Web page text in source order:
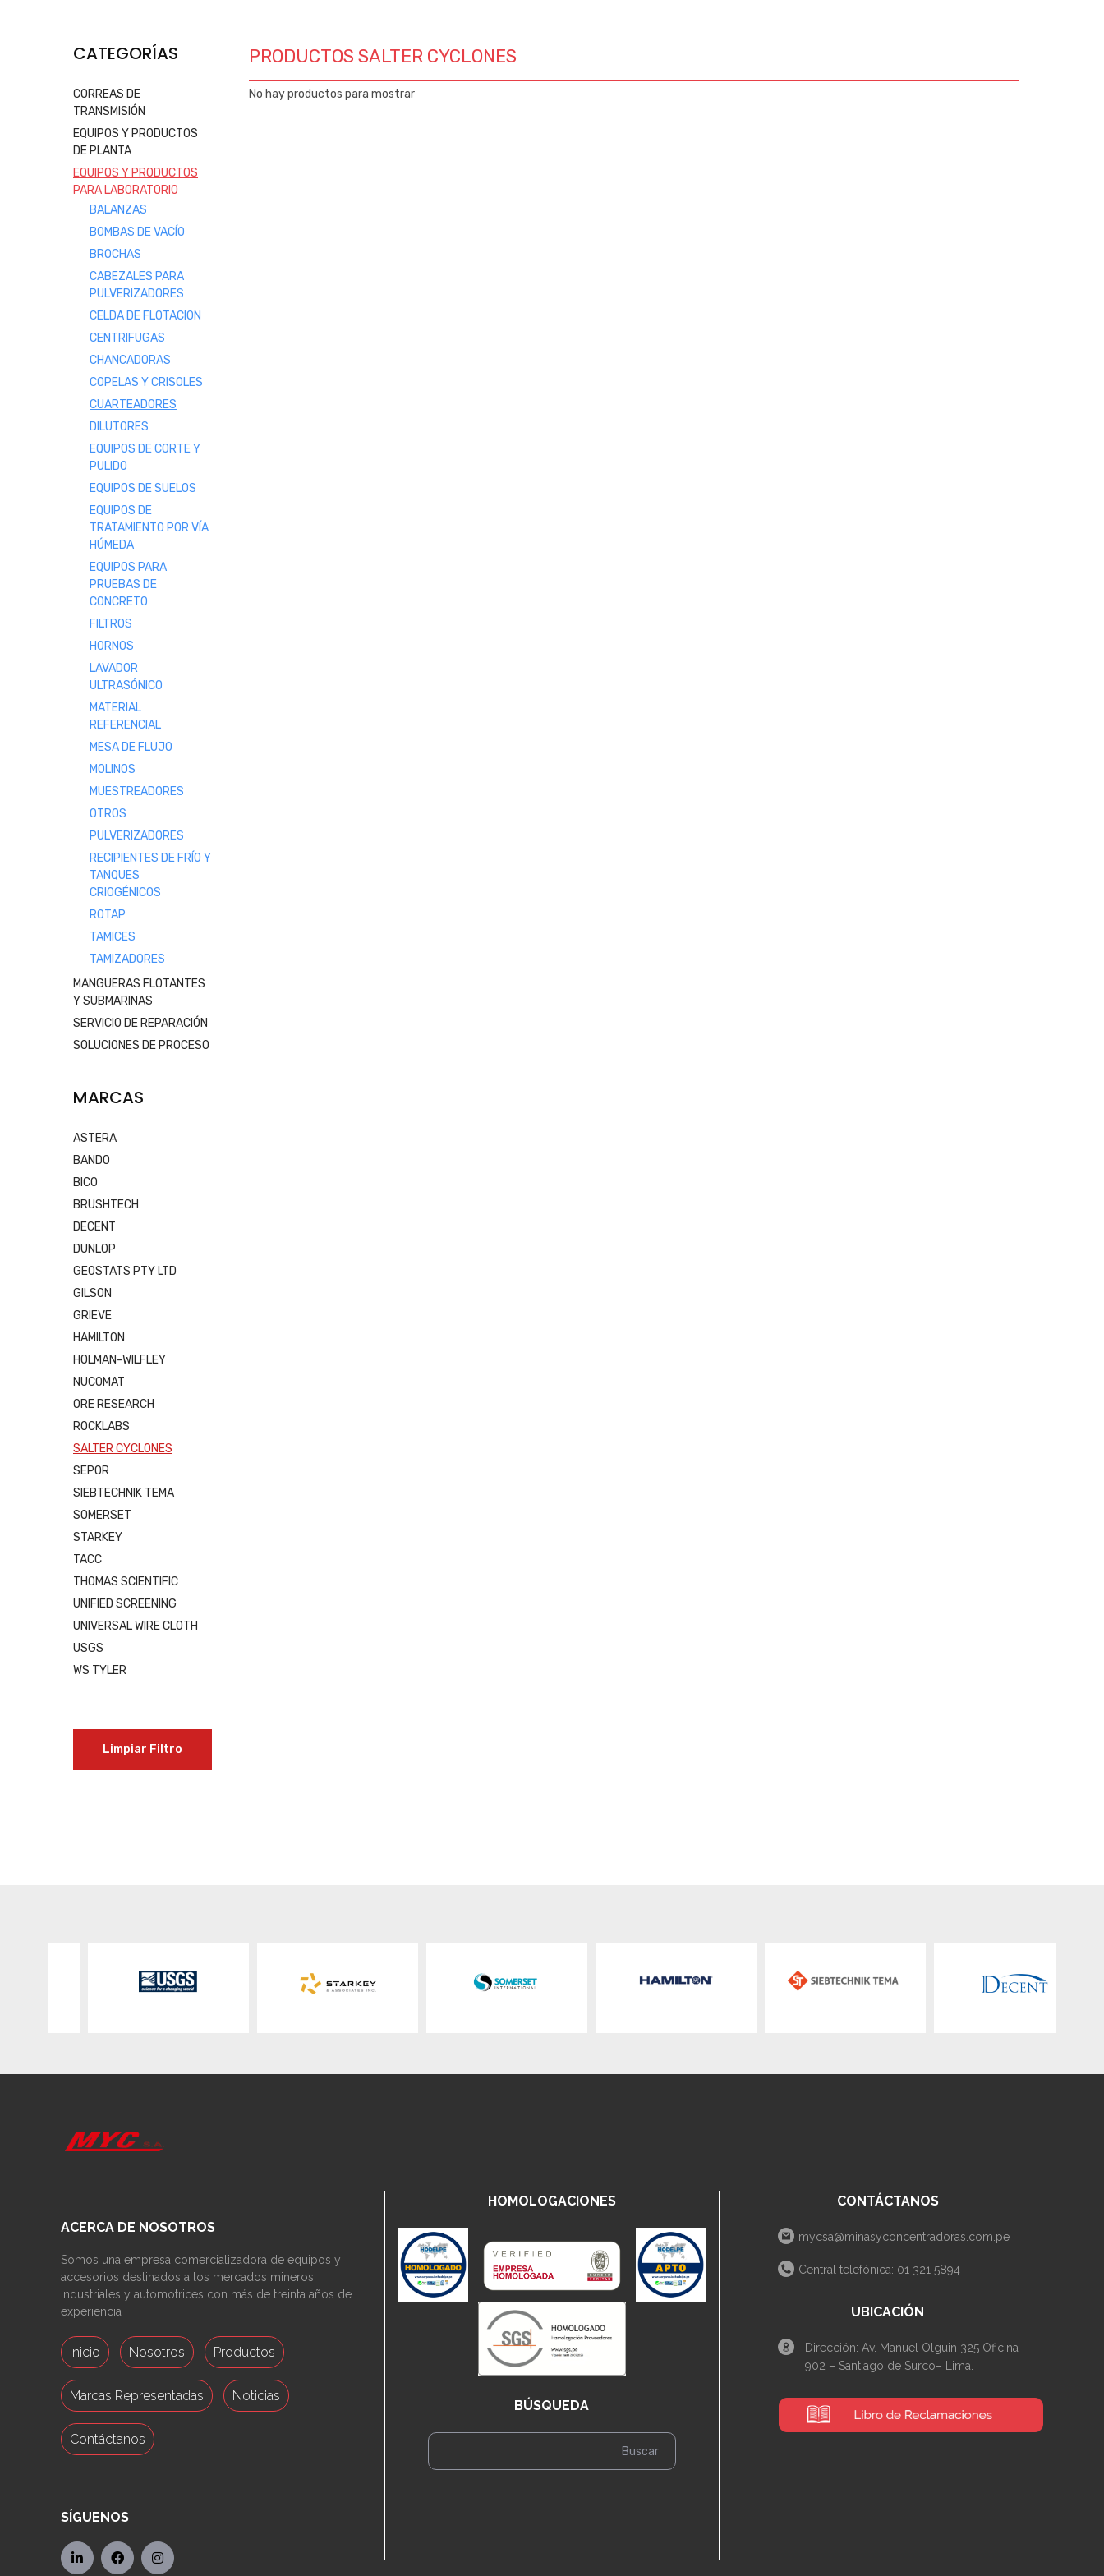
CATEGORÍAS
CORREAS DE
TRANSMISIÓN
EQUIPOS Y PRODUCTOS
DE PLANTA
EQUIPOS Y PRODUCTOS
PARA LABORATORIO
BALANZAS
BOMBAS DE VACÍO
BROCHAS
CABEZALES PARA
PULVERIZADORES
CELDA DE FLOTACION
CENTRIFUGAS
CHANCADORAS
COPELAS Y CRISOLES
CUARTEADORES
DILUTORES
EQUIPOS DE CORTE Y
PULIDO
EQUIPOS DE SUELOS
EQUIPOS DE
TRATAMIENTO POR VÍA
HÚMEDA
EQUIPOS PARA
PRUEBAS DE
CONCRETO
FILTROS
HORNOS
LAVADOR
ULTRASÓNICO
MATERIAL
REFERENCIAL
MESA DE FLUJO
MOLINOS
MUESTREADORES
OTROS
PULVERIZADORES
RECIPIENTES DE FRÍO Y
TANQUES
CRIOGÉNICOS
ROTAP
TAMICES
TAMIZADORES
MANGUERAS FLOTANTES
Y SUBMARINAS
SERVICIO DE REPARACIÓN
SOLUCIONES DE PROCESO
MARCAS
ASTERA
BANDO
BICO
BRUSHTECH
DECENT
DUNLOP
GEOSTATS PTY LTD
GILSON
GRIEVE
HAMILTON
HOLMAN-WILFLEY
NUCOMAT
ORE RESEARCH
ROCKLABS
SALTER CYCLONES
SEPOR
SIEBTECHNIK TEMA
SOMERSET
STARKEY
TACC
THOMAS SCIENTIFIC
UNIFIED SCREENING
UNIVERSAL WIRE CLOTH
USGS
WS TYLER
Limpiar Filtro
PRODUCTOS SALTER CYCLONES
No hay productos para mostrar
ACERCA DE NOSOTROS
Somos una empresa comercializadora de equipos y
accesorios destinados a los mercados mineros,
industriales y automotrices con más de treinta años de
experiencia
Inicio Nosotros Productos
Marcas Representadas Noticias
Contáctanos
SÍGUENOS
HOMOLOGACIONES
BÚSQUEDA
CONTÁCTANOS
mycsa@minasyconcentradoras.com.pe
Central telefónica: 01 321 5894
UBICACIÓN
Dirección: Av. Manuel Olguin 325 Oficina
902 – Santiago de Surco– Lima.